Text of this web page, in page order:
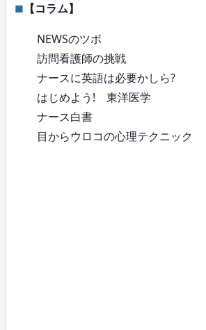
【コラム】
NEWSのツボ
訪問看護師の挑戦
ナースに英語は必要かしら?
はじめよう! 東洋医学
ナース白書
目からウロコの心理テクニック